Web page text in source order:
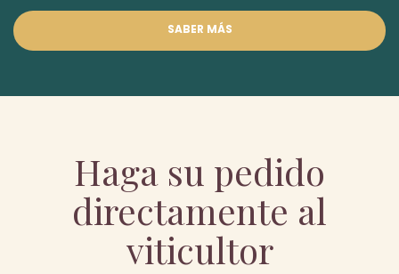
SABER MÁS
Haga su pedido
directamente al
viticultor